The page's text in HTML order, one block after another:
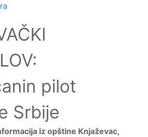
pilot
Srbije
iz opštine Knjaževac,